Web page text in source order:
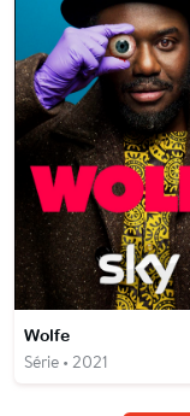
Wolfe
Série • 2021